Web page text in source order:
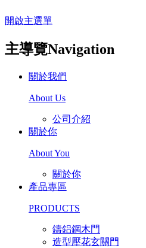
開啟主選單
主導覽Navigation
關於我們
About Us
公司介紹
關於你
About You
關於你
產品專區
PRODUCTS
鑄鋁鋼木門
造型壓花玄關門